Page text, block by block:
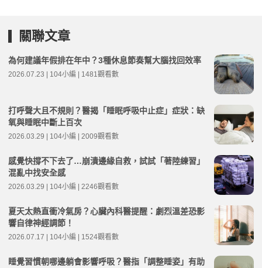
關聯文章
為何建議年假排在年中？3種休息節奏幫大腦找回效率
2026.07.23 | 104小編 | 1481觀看數
打呼聲大且不規則？醫揭「睡眠呼吸中止症」症狀：缺
氧與睡眠中斷上百次
2026.03.29 | 104小編 | 2009觀看數
感覺快撐不下去了…崩潰邊緣自救，試試「著陸練習」
混亂中找安全感
2026.03.29 | 104小編 | 2246觀看數
夏天太熱直衝冷氣房？心臟內科醫提醒：劇烈溫差恐影
響自律神經調節！
2026.07.17 | 104小編 | 1524觀看數
睡覺習慣朝哪邊躺會影響呼吸？醫指「調整睡姿」有助